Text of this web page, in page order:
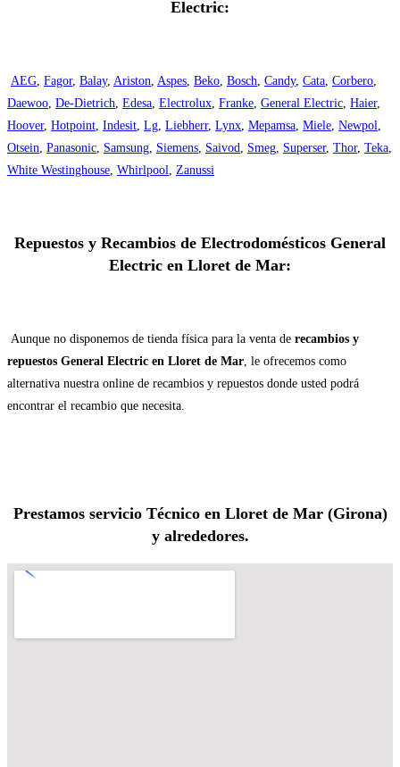
Electric:
AEG, Fagor, Balay, Ariston, Aspes, Beko, Bosch, Candy, Cata, Corbero,
Daewoo, De-Dietrich, Edesa, Electrolux, Franke, General Electric, Haier,
Hoover, Hotpoint, Indesit, Lg, Liebherr, Lynx, Mepamsa, Miele, Newpol,
Otsein, Panasonic, Samsung, Siemens, Saivod, Smeg, Superser, Thor, Teka,
White Westinghouse, Whirlpool, Zanussi
Repuestos y Recambios de Electrodomésticos General
Electric en Lloret de Mar:
Aunque no disponemos de tienda física para la venta de recambios y
repuestos General Electric en Lloret de Mar, le ofrecemos como
alternativa nuestra online de recambios y repuestos donde usted podrá
encontrar el recambio que necesita.
Prestamos servicio Técnico en Lloret de Mar (Girona)
y alrededores.